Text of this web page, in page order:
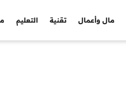
مال وأعمال تقنية التعليم